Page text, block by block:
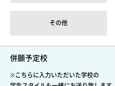
その他
併願予定校
※こちらに入力いただいた学校の